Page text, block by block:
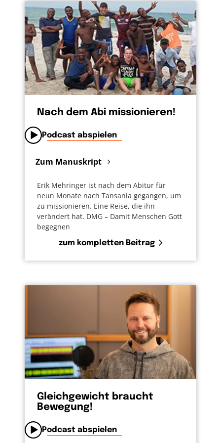
Höhepunkte im Leben miteinander. Wir beten
füreinander. Weil uns der Glaube an Jesus
verbindet. Kirche ist für mich heute nicht
mehr der Ort, an dem sich weltfremde
Fromme treffen. Sondern ich begegne dort
Menschen, die das Leben oft in seiner ganzen
Härte erlebt haben. Und die trotzdem
gibt, der auch dann noch trägt, wenn alles
zerbricht.
Nach dem Abi missionieren!
Podcast abspielen
Zum Manuskript
Erik Mehringer ist nach dem Abitur für
neun Monate nach Tansania gegangen, um
zu missionieren. Eine Reise, die ihn
verändert hat. DMG – Damit Menschen Gott
begegnen
zum kompletten Beitrag
Gleichgewicht braucht
Bewegung!
Podcast abspielen